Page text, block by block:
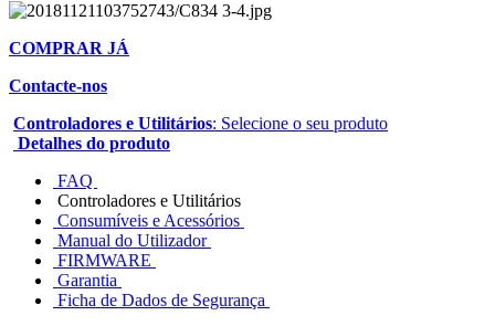
COMPRAR JÁ
Contacte-nos
Controladores e Utilitários: Selecione o seu produto
Detalhes do produto
FAQ
Controladores e Utilitários
Consumíveis e Acessórios
Manual do Utilizador
FIRMWARE
Garantia
Ficha de Dados de Segurança